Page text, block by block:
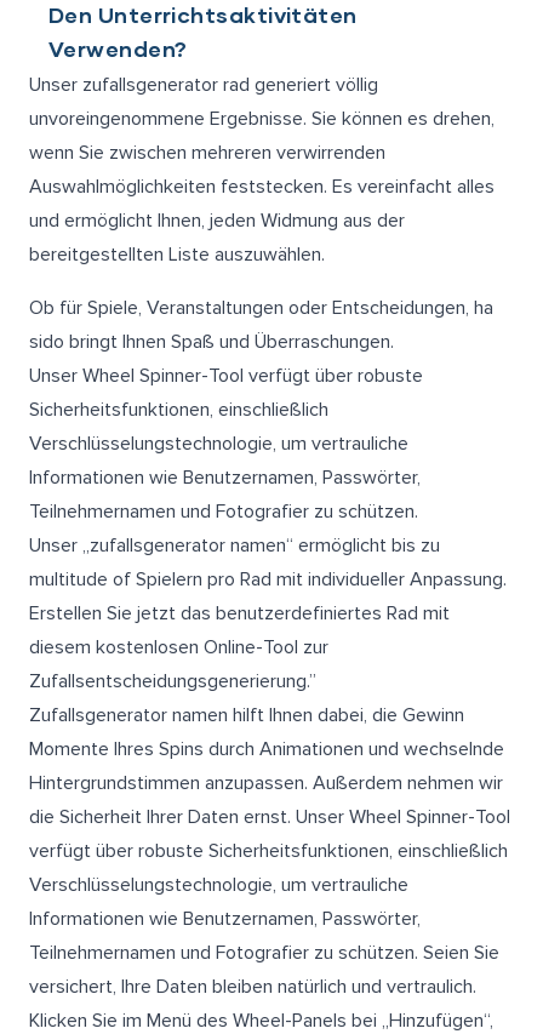
Den Unterrichtsaktivitäten
Verwenden?
Unser zufallsgenerator rad generiert völlig
unvoreingenommene Ergebnisse. Sie können es drehen,
wenn Sie zwischen mehreren verwirrenden
Auswahlmöglichkeiten feststecken. Es vereinfacht alles
und ermöglicht Ihnen, jeden Widmung aus der
bereitgestellten Liste auszuwählen.
Ob für Spiele, Veranstaltungen oder Entscheidungen, ha
sido bringt Ihnen Spaß und Überraschungen.
Unser Wheel Spinner-Tool verfügt über robuste
Sicherheitsfunktionen, einschließlich
Verschlüsselungstechnologie, um vertrauliche
Informationen wie Benutzernamen, Passwörter,
Teilnehmernamen und Fotografier zu schützen.
Unser „zufallsgenerator namen“ ermöglicht bis zu
multitude of Spielern pro Rad mit individueller Anpassung.
Erstellen Sie jetzt das benutzerdefiniertes Rad mit
diesem kostenlosen Online-Tool zur
Zufallsentscheidungsgenerierung.”
Zufallsgenerator namen hilft Ihnen dabei, die Gewinn
Momente Ihres Spins durch Animationen und wechselnde
Hintergrundstimmen anzupassen. Außerdem nehmen wir
die Sicherheit Ihrer Daten ernst. Unser Wheel Spinner-Tool
verfügt über robuste Sicherheitsfunktionen, einschließlich
Verschlüsselungstechnologie, um vertrauliche
Informationen wie Benutzernamen, Passwörter,
Teilnehmernamen und Fotografier zu schützen. Seien Sie
versichert, Ihre Daten bleiben natürlich und vertraulich.
Klicken Sie im Menü des Wheel-Panels bei „Hinzufügen“,